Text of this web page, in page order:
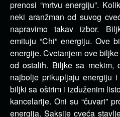
prenosi “mrtvu energiju”.
neki aranžman od suvog
napravimo takav izbor.
emituju “Chi” energiju. Ove
energije. Cvetanjem ove
od ostalih. Biljke sa mekim,
najbolje prikupljaju energiju
biljki sa oštrim i izduženim
kancelarije. Oni su “čuvari”
energija. Saksije cveća